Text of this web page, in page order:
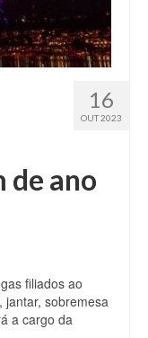
16
OUT 2023
de ano
filiados ao
jantar, sobremesa
a cargo da